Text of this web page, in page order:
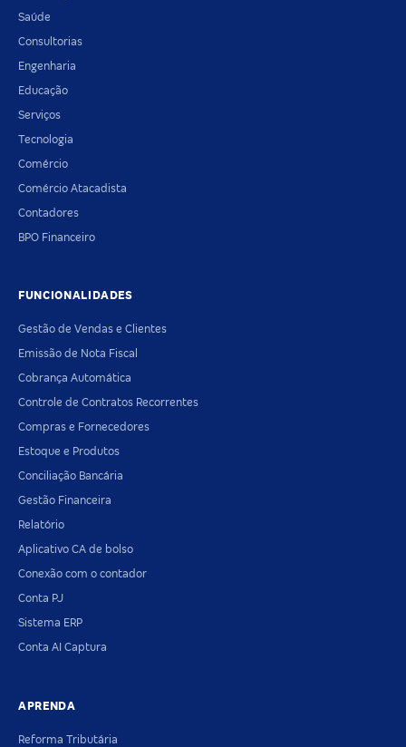
Saúde
Consultorias
Engenharia
Educação
Serviços
Tecnologia
Comércio
Comércio Atacadista
Contadores
BPO Financeiro
FUNCIONALIDADES
Gestão de Vendas e Clientes
Emissão de Nota Fiscal
Cobrança Automática
Controle de Contratos Recorrentes
Compras e Fornecedores
Estoque e Produtos
Conciliação Bancária
Gestão Financeira
Relatório
Aplicativo CA de bolso
Conexão com o contador
Conta PJ
Sistema ERP
Conta AI Captura
APRENDA
Reforma Tributária